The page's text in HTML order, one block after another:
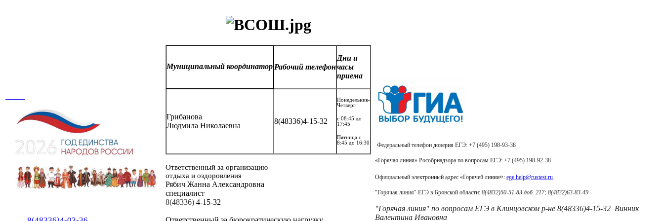
Муниципальныйкоординатор Рабочий телефон
Дни и
часы
приема
Грибанова
Людмила Николаевна
8(48336)4-15-32
Понедельник-
Четверг
с 08:45 до
17:45
Пятница с
8:45 до 16:30
Ответственный за организацию
отдыха и оздоровления
Рябич Жанна Александровна
специалист
8(48336) 4-15-32
Федеральный телефон доверия ЕГЭ: +7 (495) 198-93-38
«Горячая линия» Рособрнадзора по вопросам ЕГЭ: +7 (495) 198-92-38
Официальный электронный адрес «Горячей линии»: ege.help@rustest.ru
"Горячая линия" ЕГЭ в Брянской области: 8(4832)50-51-83 доб. 217; 8(4832)63-83-49
"Горячая линия" по вопросам ЕГЭ в Клинцовском р-не 8(48336)4-15-32 Винник
Валентина Ивановна